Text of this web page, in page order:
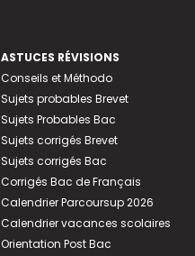
ASTUCES RÉVISIONS
Conseils et Méthodo
Sujets probables Brevet
Sujets Probables Bac
Sujets corrigés Brevet
Sujets corrigés Bac
Corrigés Bac de Français
Calendrier Parcoursup 2026
Calendrier vacances scolaires
Orientation Post Bac